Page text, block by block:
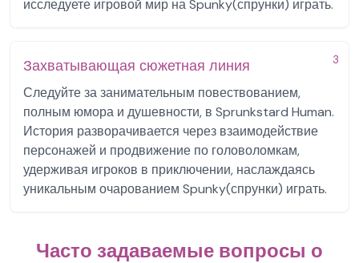
исследуете игровой мир на Spunky(спрунки) играть.
3
Захватывающая сюжетная линия
Следуйте за занимательным повествованием,
полным юмора и душевности, в Sprunkstard Human.
История разворачивается через взаимодействие
персонажей и продвижение по головоломкам,
удерживая игроков в приключении, наслаждаясь
уникальным очарованием Spunky(спрунки) играть.
Часто задаваемые вопросы о